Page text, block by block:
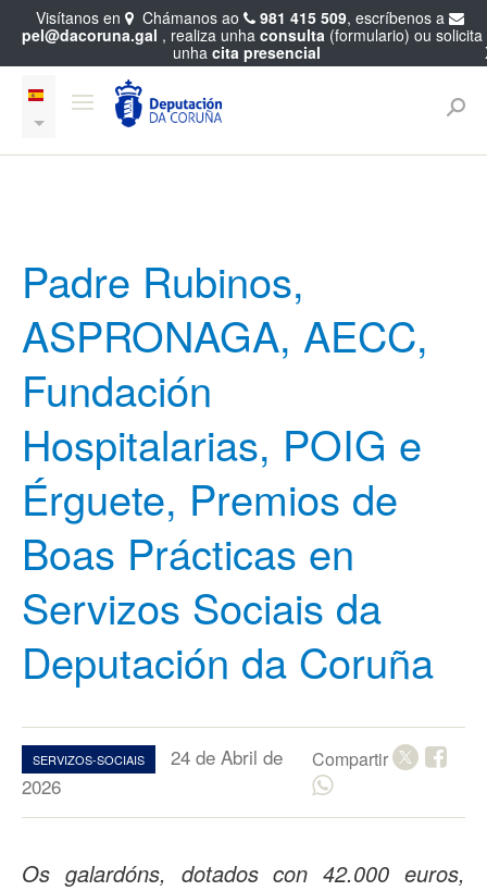
Padre Rubinos,
ASPRONAGA, AECC,
Fundación
Hospitalarias, POIG e
Érguete, Premios de
Boas Prácticas en
Servizos Sociais da
Deputación da Coruña
SERVIZOS-SOCIAIS
24 de Abril de
2026
Compartir
Os galardóns, dotados con 42.000 euros,
Visítanos en Chámanos ao 981 415 509, escríbenos a
pel@dacoruna.gal , realiza unha consulta(formulario) ou solicita
unha cita presencial